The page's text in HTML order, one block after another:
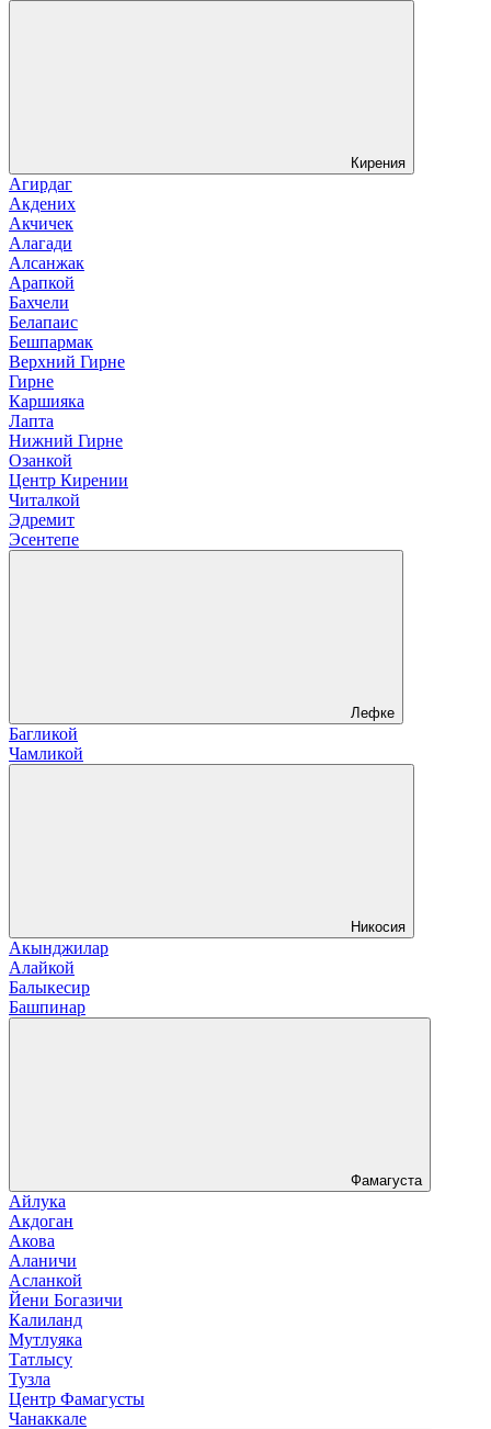
Кирения
Агирдаг
Акдених
Акчичек
Алагади
Алсанжак
Арапкой
Бахчели
Белапаис
Бешпармак
Верхний Гирне
Гирне
Каршияка
Лапта
Нижний Гирне
Озанкой
Центр Кирении
Читалкой
Эдремит
Эсентепе
Лефке
Багликой
Чамликой
Никосия
Акынджилар
Алайкой
Балыкесир
Башпинар
Фамагуста
Айлука
Акдоган
Акова
Аланичи
Асланкой
Йени Богазичи
Калиланд
Мутлуяка
Татлысу
Тузла
Центр Фамагусты
Чанаккале